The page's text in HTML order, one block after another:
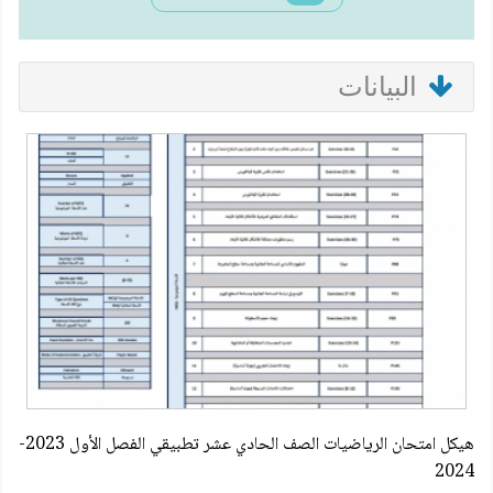
البيانات
هيكل امتحان الرياضيات الصف الحادي عشر تطبيقي الفصل الأول 2023-
2024